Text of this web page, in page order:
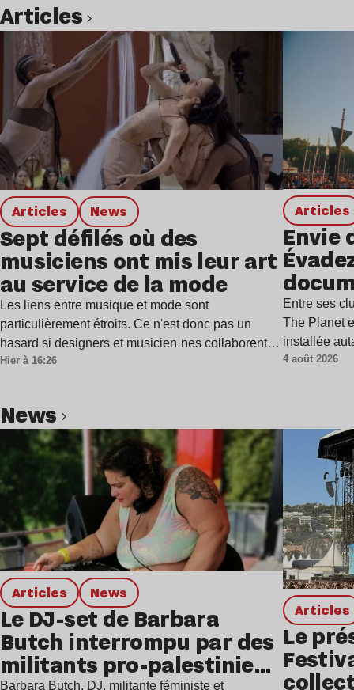
Articles
Articles news
Sept défilés où des
musiciens ont mis leur art
au service de la mode
Les liens entre musique et mode sont
particulièrement étroits. Ce n'est donc pas un
hasard si designers et musicien·nes collaborent…
Hier à 16:26
Articles
Envie
Entre ses
The Planet
installée
4 août 2026
Lire l’article
news
Articles news
Le DJ-set de Barbara
Butch interrompu par des
militants pro-palestiniens
Barbara Butch, DJ, militante féministe et
Articles
Le
Lire l’article